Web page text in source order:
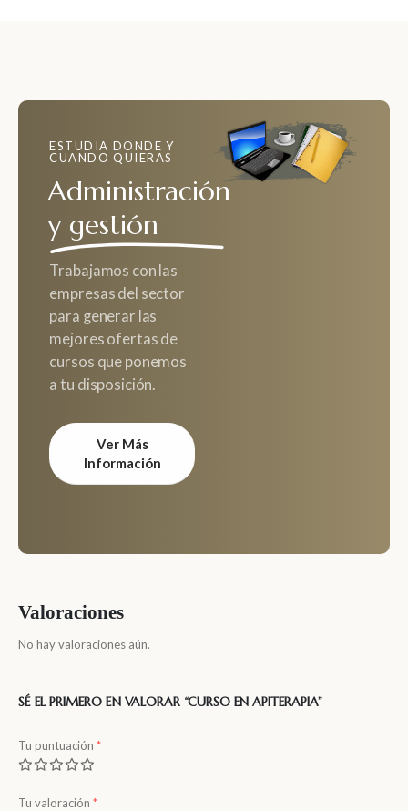
ESTUDIA DONDE Y
CUANDO QUIERAS
Administración
y gestión
Trabajamos con las
empresas del sector
para generar las
mejores ofertas de
cursos que ponemos
a tu disposición.
Ver Más
Información
Valoraciones
No hay valoraciones aún.
SÉ EL PRIMERO EN VALORAR “CURSO EN APITERAPIA”
Tu puntuación *
Tu valoración *